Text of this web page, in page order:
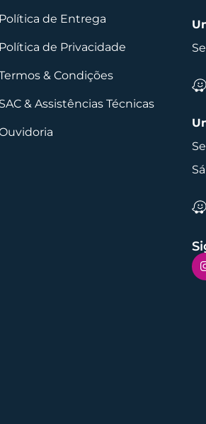
Política de Entrega
Política de Privacidade
& Condições
SAC & Assistências Técnicas